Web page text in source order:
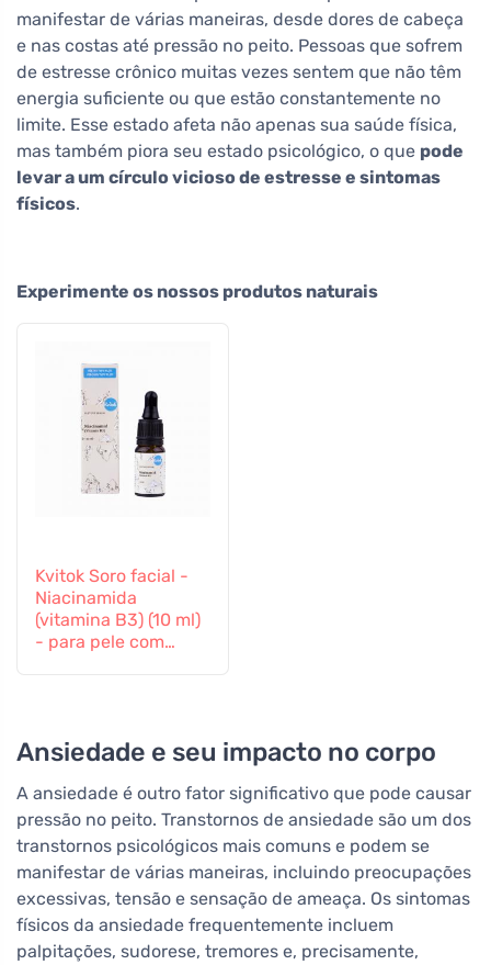
manifestar de várias maneiras, desde dores de cabeça
e nas costas até pressão no peito. Pessoas que sofrem
de estresse crônico muitas vezes sentem que não têm
energia suficiente ou que estão constantemente no
limite. Esse estado afeta não apenas sua saúde física,
mas também piora seu estado psicológico, o que pode
levar a um círculo vicioso de estresse e sintomas
físicos.
Experimente os nossos produtos naturais
Kvitok Soro facial -
Niacinamida
(vitamina B3) (10 ml)
- para pele com
Ansiedade e seu impacto no corpo
A ansiedade é outro fator significativo que pode causar
pressão no peito. Transtornos de ansiedade são um dos
transtornos psicológicos mais comuns e podem se
manifestar de várias maneiras, incluindo preocupações
excessivas, tensão e sensação de ameaça. Os sintomas
físicos da ansiedade frequentemente incluem
palpitações, sudorese, tremores e, precisamente,